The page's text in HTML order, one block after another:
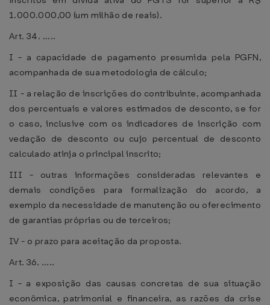
1.000.000,00 (um milhão de reais).
Art. 34. .....
I - a capacidade de pagamento presumida pela PGFN,
acompanhada de sua metodologia de cálculo;
II - a relação de inscrições do contribuinte, acompanhada
dos percentuais e valores estimados de desconto, se for
o caso, inclusive com os indicadores de inscrição com
vedação de desconto ou cujo percentual de desconto
calculado atinja o principal inscrito;
III - outras informações consideradas relevantes e
demais condições para formalização do acordo, a
exemplo da necessidade de manutenção ou oferecimento
de garantias próprias ou de terceiros;
IV - o prazo para aceitação da proposta.
Art. 36. .....
I - a exposição das causas concretas de sua situação
econômica, patrimonial e financeira, as razões da crise